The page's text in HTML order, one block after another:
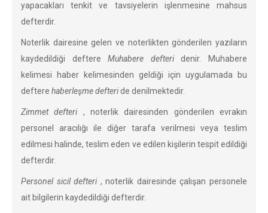
yapacakları tenkit ve tavsiyelerin işlenmesine mahsus
defterdir.
Noterlik dairesine gelen ve noterlikten gönderilen yazıların
kaydedildiği deftereMuhabere defteridenir. Muhabere
kelimesi haber kelimesinden geldiği için uygulamada bu
deftere haberleşme defteride denilmektedir.
Zimmet defteri , noterlik dairesinden gönderilen evrakın
personel aracılığı ile diğer tarafa verilmesi veya teslim
edilmesi halinde, teslim eden ve edilen kişilerin tespit edildiği
defterdir.
Personel sicil defteri , noterlik dairesinde çalışan personele
ait bilgilerin kaydedildiği defterdir.